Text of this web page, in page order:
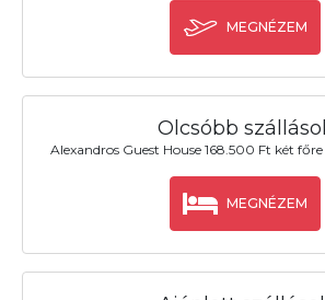
MEGNÉZEM
Olcsóbb
Alexandros Guest House 168.500 Ft két
MEGNÉZEM